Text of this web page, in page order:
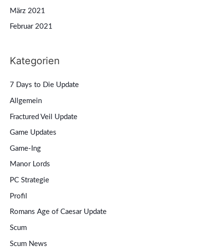
März 2021
Februar 2021
Kategorien
7 Days to Die Update
Allgemein
Fractured Veil Update
Game Updates
Game-Ing
Manor Lords
PC Strategie
Profil
Romans Age of Caesar Update
Scum
Scum News